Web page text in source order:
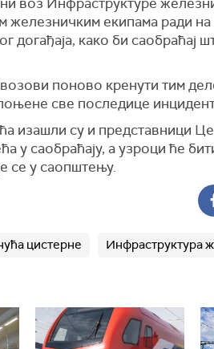
железничким екипама ради
догађаја, како би саобраћај
поново кренути тим
све последице
изашли су и представници
у саобраћају, а узроци ће
се у саопштењу.
цистерне Инфраструктура